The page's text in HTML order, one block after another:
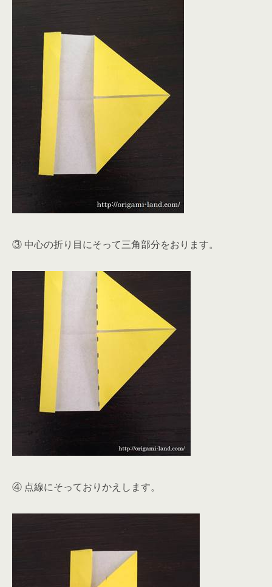
③ 中心の折り目にそって三角部分をおります。
④ 点線にそっておりかえします。